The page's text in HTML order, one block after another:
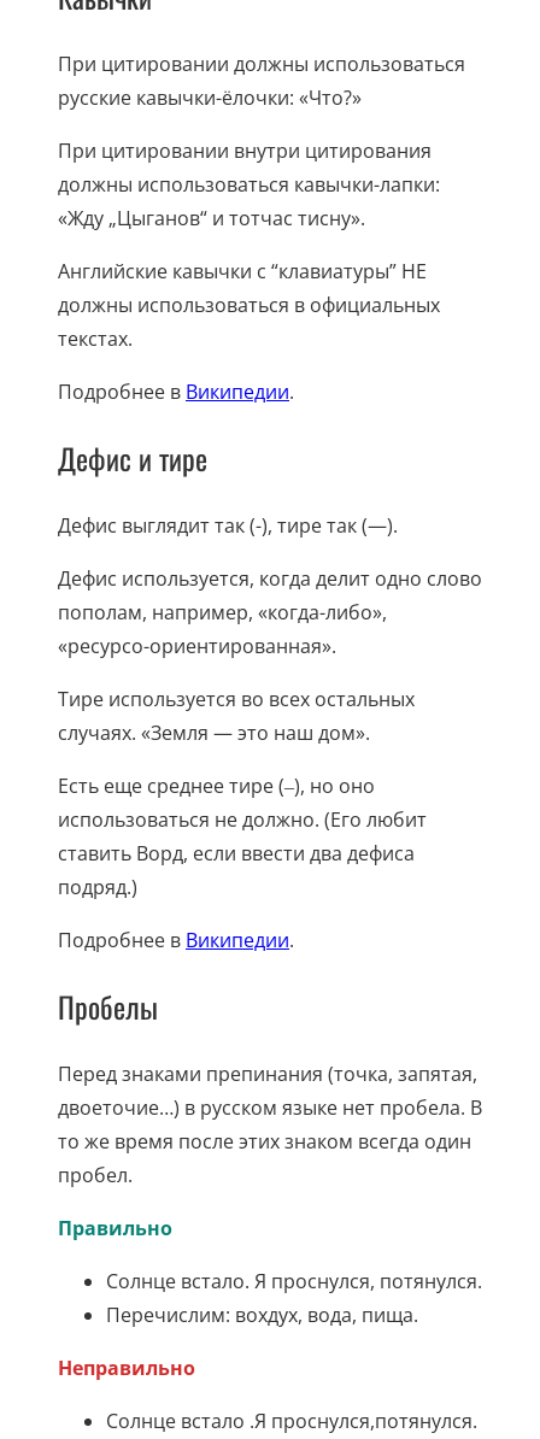
При цитировании должны использоваться
русские кавычки-ёлочки: «Что?»
При цитировании внутри цитирования
должны использоваться кавычки-лапки:
«Жду „Цыганов“ и тотчас тисну».
Английские кавычки с “клавиатуры” НЕ
должны использоваться в официальных
текстах.
Подробнее в Википедии.
Дефис и тире
Дефис выглядит так (-), тире так (—).
Дефис используется, когда делит одно слово
пополам, например, «когда-либо»,
«ресурсо-ориентированная».
Тире используется во всех остальных
случаях. «Земля — это наш дом».
Есть еще среднее тире (‒), но оно
использоваться не должно. (Его любит
ставить Ворд, если ввести два дефиса
подряд.)
Подробнее в Википедии.
Пробелы
Перед знаками препинания (точка, запятая,
двоеточие…) в русском языке нет пробела. В
то же время после этих знаком всегда один
пробел.
Правильно
Солнце встало. Я проснулся, потянулся.
Перечислим: вохдух, вода, пища.
Неправильно
Солнце встало .Я проснулся,потянулся.